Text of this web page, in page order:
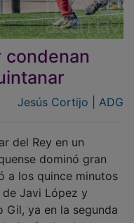
Jesús Cortijo | ADG
dominó gran
los quince minutos
Javi López y
ya en la segunda
Aarón. La derrota